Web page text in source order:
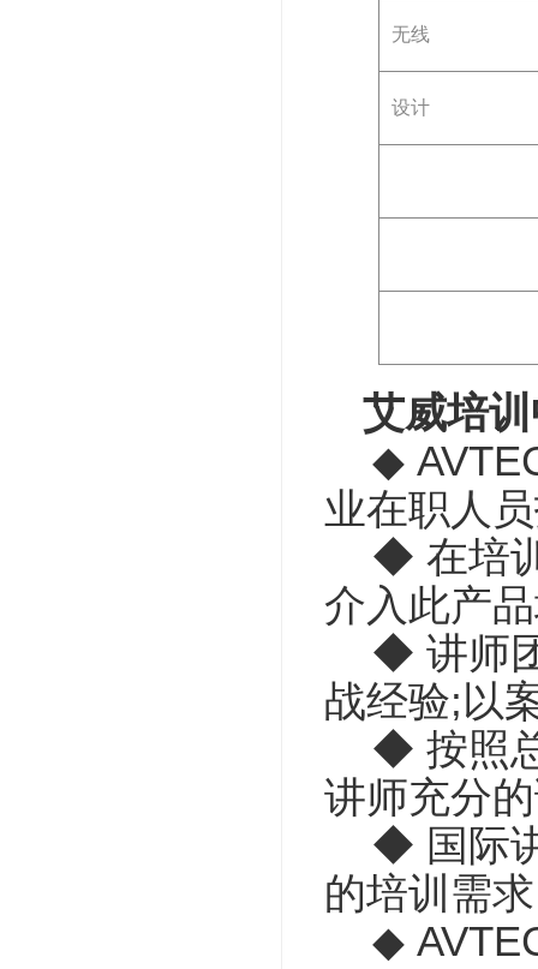
无线
设计
艾威培
◆
业在职人
◆ 在培训
介入此产
◆ 讲师团
战经验;以
◆ 按照总
讲师充分
◆ 国际讲
的培训需
◆